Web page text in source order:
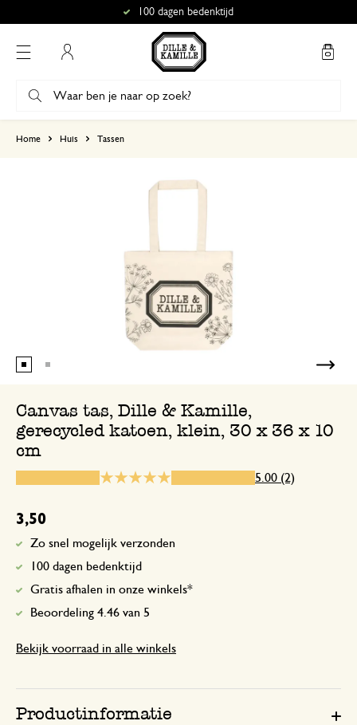
100 dagen bedenktijd
Home Huis Tassen
Canvas tas, Dille & Kamille,
gerecycled katoen, klein, 30 x 36 x 10
cm
5.00 (2)
3,50
Zo snel mogelijk verzonden
100 dagen bedenktijd
Gratis afhalen in onze winkels*
Beoordeling 4.46 van 5
Bekijk voorraad in alle winkels
Productinformatie
18 februari 2024
21 oktober 2024